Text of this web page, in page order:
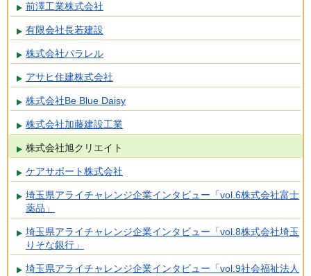
前澤工業株式会社
有限会社長若建設
株式会社パラレル
アサヒ住建株式会社
株式会社Be Blue Daisy
株式会社加藤建設工業
株式会社旭クリエイト
ケアサポート株式会社
埼玉県アライチャレンジ企業インタビュー「vol.6株式会社富士
薬品」
埼玉県アライチャレンジ企業インタビュー「vol.8株式会社埼玉
りそな銀行」
埼玉県アライチャレンジ企業インタビュー「vol.9社会福祉法人